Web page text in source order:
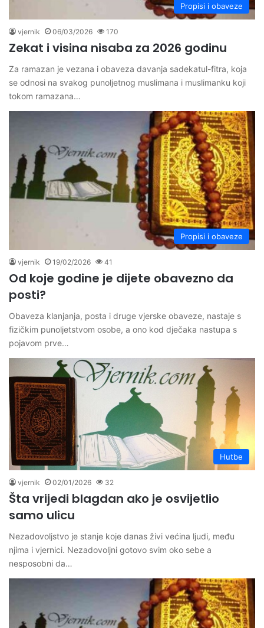
Propisi i obaveze
vjernik 06/03/2026 170
Zekat i visina nisaba za 2026 godinu
Za ramazan je vezana i obaveza davanja sadekatul-fitra, koja
se odnosi na svakog punoljetnog muslimana i muslimanku koji
tokom ramazana…
Propisi i obaveze
vjernik 19/02/2026 41
Od koje godine je dijete obavezno da
posti?
Obaveza klanjanja, posta i druge vjerske obaveze, nastaje s
fizičkim punoljetstvom osobe, a ono kod dječaka nastupa s
pojavom prve…
Hutbe
vjernik 02/01/2026 32
Šta vrijedi blagdan ako je osvijetlio
samo ulicu
Nezadovoljstvo je stanje koje danas živi većina ljudi, među
njima i vjernici. Nezadovoljni gotovo svim oko sebe a
nesposobni da…